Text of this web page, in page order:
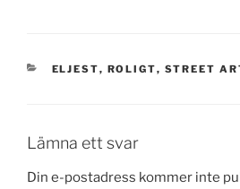
KATEGORIER
ELJEST, ROLIGT, STREET
Lämna ett svar
Din e-postadress kommer inte